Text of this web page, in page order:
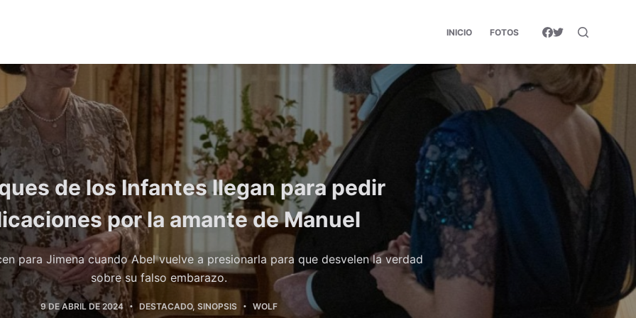
INICIO FOTOS
de los Infantes llegan para pedir
por la amante de Manuel
para Jimena cuando Abel vuelve a presionarla para que desvelen la verdad
sobre su falso embarazo.
9 DE ABRIL DE 2024 DESTACADO, SINOPSIS WOLF